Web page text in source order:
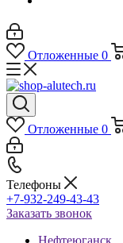
Отложенные 0
Отложенные 0
Телефоны
+7-932-249-43-43
Заказать звонок
Нефтеюганск